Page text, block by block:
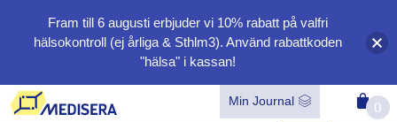
Min Journal 0
Fram till 6 augusti erbjuder vi 10%rabatt på valfri
hälsokontroll (ej årliga & Sthlm3). Använd rabattkoden
"hälsa"i kassan!